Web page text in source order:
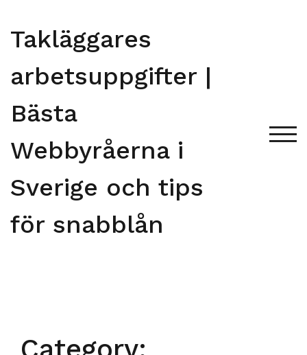
content
Takläggares
arbetsuppgifter |
Bästa
Webbyråerna i
Sverige och tips
för snabblån